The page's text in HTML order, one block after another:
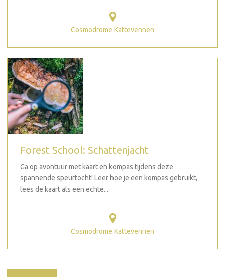
Cosmodrome Kattevennen
Forest School: Schattenjacht
Ga op avontuur met kaart en kompas tijdens deze
spannende speurtocht! Leer hoe je een kompas gebruikt,
lees de kaart als een echte...
Cosmodrome Kattevennen